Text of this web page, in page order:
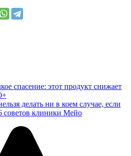
спасение: этот продукт снижает
делать ни в коем случае, если
клиники Mейо